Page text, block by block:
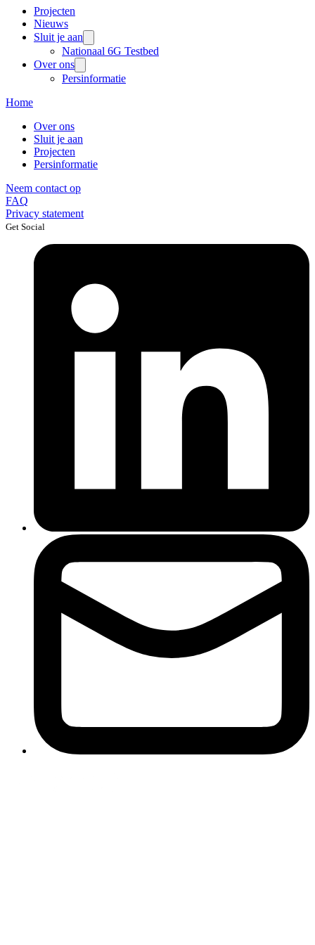
Projecten
Nieuws
Sluit je aan
Nationaal 6G Testbed
Over ons
Persinformatie
Home
Over ons
Sluit je aan
Projecten
Persinformatie
Neem contact op
FAQ
Privacy statement
Get Social